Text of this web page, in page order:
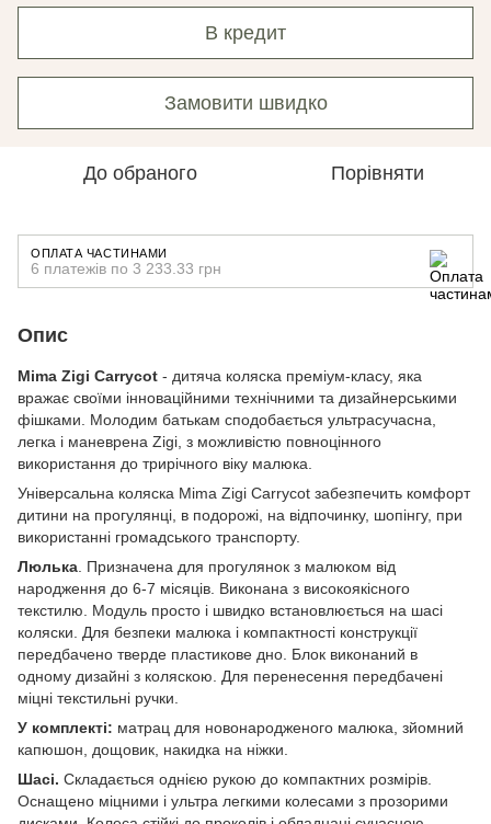
В кредит
Замовити швидко
До обраного Порівняти
ОПЛАТА ЧАСТИНАМИ
6 платежів по 3 233.33 грн
Опис
Mima Zigi Carrycot - дитяча коляска преміум-класу, яка
вражає своїми інноваційними технічними та дизайнерськими
фішками. Молодим батькам сподобається ультрасучасна,
легка і маневрена Zigi, з можливістю повноцінного
використання до трирічного віку малюка.
Універсальна коляска Mima Zigi Carrycot забезпечить комфорт
дитини на прогулянці, в подорожі, на відпочинку, шопінгу, при
використанні громадського транспорту.
Люлька . Призначена для прогулянок з малюком від
народження до 6-7 місяців. Виконана з високоякісного
текстилю. Модуль просто і швидко встановлюється на шасі
коляски. Для безпеки малюка і компактності конструкції
передбачено тверде пластикове дно. Блок виконаний в
одному дизайні з коляскою. Для перенесення передбачені
міцні текстильні ручки.
У комплекті: матрац для новонародженого малюка, зйомний
капюшон, дощовик, накидка на ніжки.
Шасі. Складається однією рукою до компактних розмірів.
Оснащено міцними і ультра легкими колесами з прозорими